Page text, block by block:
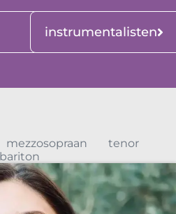
instrumentalisten
mezzosopraan
tenor
bariton